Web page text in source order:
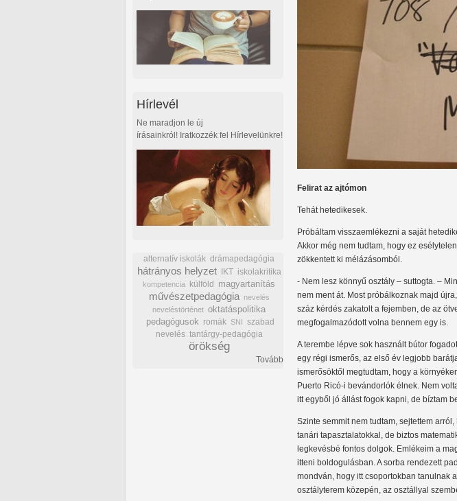
Felirat az ajtómon
Tehát hetedikesek.
Próbáltam visszaemlékezni a saját
Akkor még nem tudtam, hogy ez
zökkentett ki mélázásomból.
- Nem lesz könnyű osztály – suttogta. –
nem ment át. Most próbálkoznak majd
száz kérdés zakatolt a fejemben, de az
megfogalmazódott volna bennem egy is.
A terembe lépve sok használt bútor
egy régi ismerős, az első év legjobb
ismerősöktől megtudtam, hogy a
Puerto Ricó-i bevándorlók élnek. Nem
itt egyből jó állást fogok kapni, de bíztam
Szinte semmit nem tudtam, sejtettem
tanári tapasztalatokkal, de biztos
legkevésbé fontos dolgok. Emlékeim a
itteni boldogulásban. A sorba rendezett
mondván, hogy itt csoportokban tanulnak
osztályterem közepén, az osztállyal
Hírlevél
Ne maradjon le új
írásainkról! Iratkozzék fel Hírlevelünkre!
alternatív iskolák drámapedagógia
hátrányos helyzet IKT iskolakritika
kompetencia külföld magyartanítás
művészetpedagógia
nevelés
neveléstörténet oktatáspolitika
pedagógusok romák SNI szabad
nevelés tantárgy-pedagógia
örökség
Tovább